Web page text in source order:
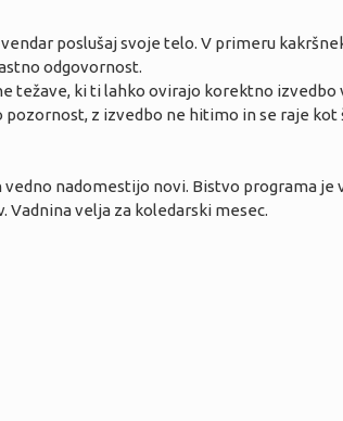
poslušaj svoje telo. V primeru
odgovornost.
težave, ki ti lahko ovirajo korektno izvedbo
pozornost, z izvedbo ne hitimo in se raje
nadomestijo novi. Bistvo programa
velja za koledarski mesec.